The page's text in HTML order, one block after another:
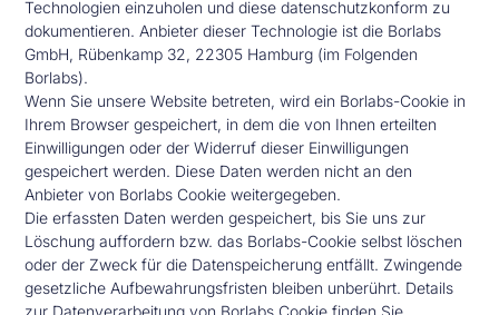
Technologien einzuholen und diese datenschutzkonform zu
dokumentieren. Anbieter dieser Technologie ist die Borlabs
GmbH, Rübenkamp 32, 22305 Hamburg (im Folgenden
Borlabs).
Wenn Sie unsere Website betreten, wird ein Borlabs-Cookie in
Ihrem Browser gespeichert, in dem die von Ihnen erteilten
Einwilligungen oder der Widerruf dieser Einwilligungen
gespeichert werden. Diese Daten werden nicht an den
Anbieter von Borlabs Cookie weitergegeben.
Die erfassten Daten werden gespeichert, bis Sie uns zur
Löschung auffordern bzw. das Borlabs-Cookie selbst löschen
oder der Zweck für die Datenspeicherung entfällt. Zwingende
gesetzliche Aufbewahrungsfristen bleiben unberührt. Details
zur Datenverarbeitung von Borlabs Cookie finden Sie